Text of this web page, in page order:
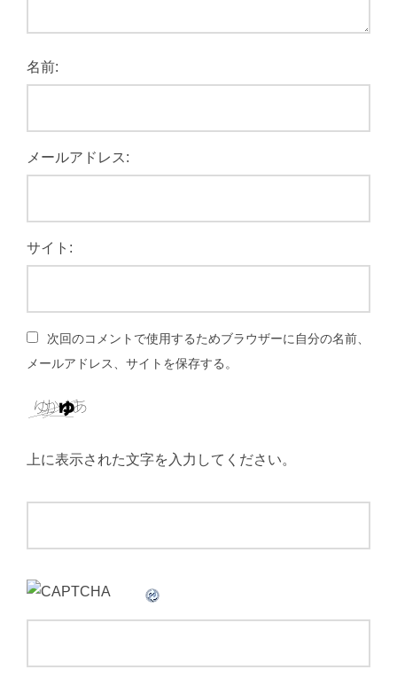
名前:
メールアドレス:
サイト:
次回のコメントで使用するためブラウザーに自分の名前、
メールアドレス、サイトを保存する。
上に表示された文字を入力してください。